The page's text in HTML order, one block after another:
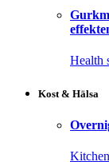
Health
Kost & Hälsa